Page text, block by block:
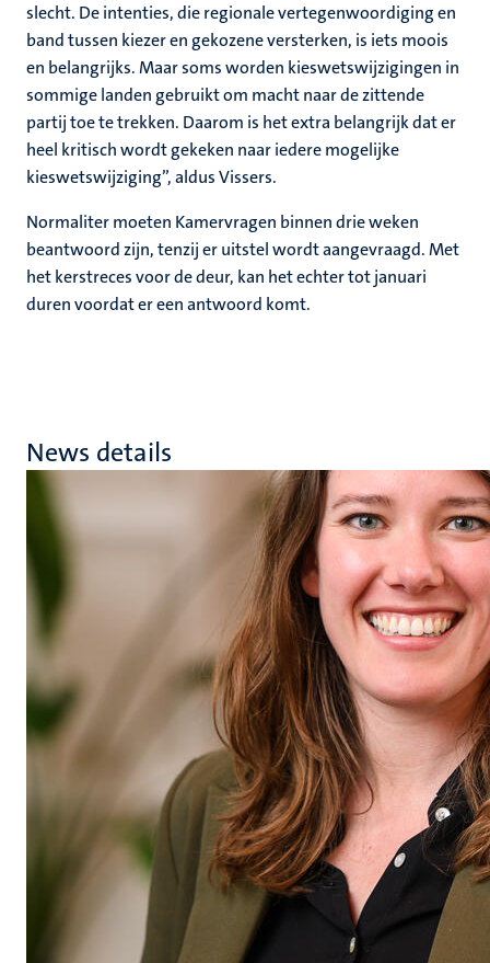
slecht. De intenties, die regionale vertegenwoordiging en
band tussen kiezer en gekozene versterken, is iets moois
en belangrijks. Maar soms worden kieswetswijzigingen in
sommige landen gebruikt om macht naar de zittende
partij toe te trekken. Daarom is het extra belangrijk dat er
heel kritisch wordt gekeken naar iedere mogelijke
kieswetswijziging”, aldus Vissers.
Normaliter moeten Kamervragen binnen drie weken
beantwoord zijn, tenzij er uitstel wordt aangevraagd. Met
het kerstreces voor de deur, kan het echter tot januari
duren voordat er een antwoord komt.
News details